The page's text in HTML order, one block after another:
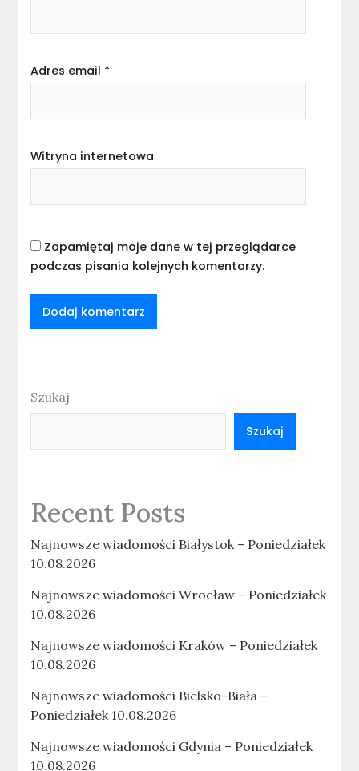
Adres email *
Witryna internetowa
Zapamiętaj moje dane w tej przeglądarce
podczas pisania kolejnych komentarzy.
Szukaj
Szukaj
Recent Posts
Najnowsze wiadomości Białystok – Poniedziałek
10.08.2026
Najnowsze wiadomości Wrocław – Poniedziałek
10.08.2026
Najnowsze wiadomości Kraków – Poniedziałek
10.08.2026
Najnowsze wiadomości Bielsko-Biała –
Poniedziałek 10.08.2026
Najnowsze wiadomości Gdynia – Poniedziałek
10.08.2026